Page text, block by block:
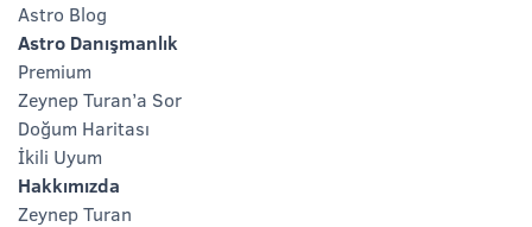
Astro Blog
Astro Danışmanlık
Premium
Zeynep Turan’a Sor
Doğum Haritası
İkili Uyum
Hakkımızda
Zeynep Turan